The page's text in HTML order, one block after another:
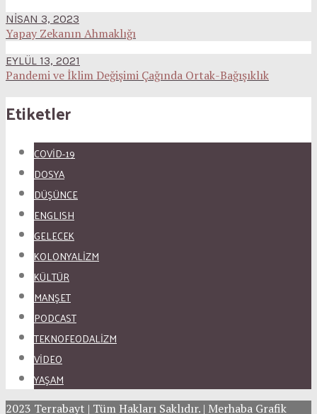
NISAN 3, 2023
Yapay Zekanın Ahmaklığı
EYLÜL 13, 2021
Pandemi ve İklim Değişimi Çağında Ortak-Bağışıklık
Etiketler
COVID-19
DOSYA
DÜŞÜNCE
ENGLISH
GELECEK
KOLONYALİZM
KÜLTÜR
MANŞET
PODCAST
TEKNOFEODALİZM
VİDEO
YAŞAM
2023 Terrabayt | Tüm Hakları Saklıdır. | Merhaba Grafik